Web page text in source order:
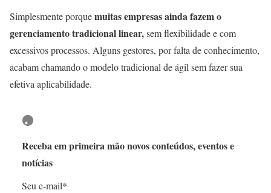
Simplesmente porquemuitas empresas ainda fazem o
gerenciamento tradicional linear,sem flexibilidade e com
excessivos processos. Alguns gestores, por falta de conhecimento,
acabam chamando o modelo tradicional de ágil sem fazer sua
efetiva aplicabilidade.
Receba em primeira mão novos conteúdos, eventos e
notícias
Seu e-mail*